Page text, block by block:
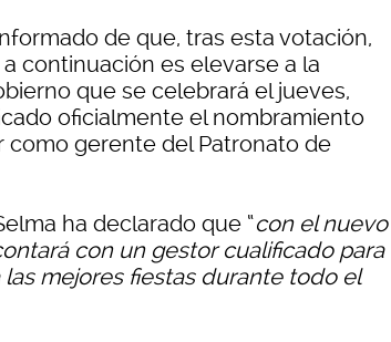
de que, tras esta votación,
continuación es elevarse a la
que se celebrará el jueves,
oficialmente el nombramiento
como gerente del Patronato de
ha declarado que “con el nuevo
con un gestor cualificado para
mejores fiestas durante todo el